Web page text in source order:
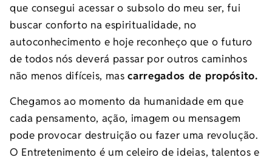
que consegui acessar o subsolo do meu ser, fui
buscar conforto na espiritualidade, no
autoconhecimento e hoje reconheço que o futuro
de todos nós deverá passar por outros caminhos
não menos difíceis, mascarregados de propósito.
Chegamos ao momento da humanidade em que
cada pensamento, ação, imagem ou mensagem
pode provocar destruição ou fazer uma revolução.
O Entretenimento é um celeiro de ideias, talentos e